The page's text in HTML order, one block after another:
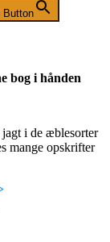
Button
bog i hånden
i de æblesorter
mange opskrifter